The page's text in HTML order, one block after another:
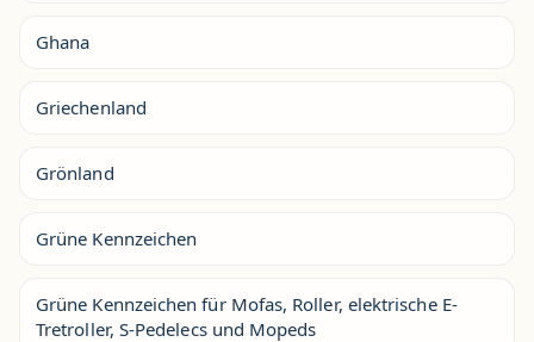
Ghana
Griechenland
Grönland
Grüne Kennzeichen
Grüne Kennzeichen für Mofas, Roller, elektrische E-
Tretroller, S-Pedelecs und Mopeds